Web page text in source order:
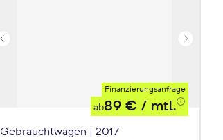
Finanzierungsanfrage
ab89 € / mtl.
Gebrauchtwagen | 2017